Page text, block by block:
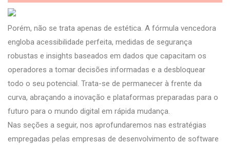
Porém, não se trata apenas de estética. A fórmula vencedora
engloba acessibilidade perfeita, medidas de segurança
robustas e insights baseados em dados que capacitam os
operadores a tomar decisões informadas e a desbloquear
todo o seu potencial. Trata-se de permanecer à frente da
curva, abraçando a inovação e plataformas preparadas para o
futuro para o mundo digital em rápida mudança.
Nas seções a seguir, nos aprofundaremos nas estratégias
empregadas pelas empresas de desenvolvimento de software